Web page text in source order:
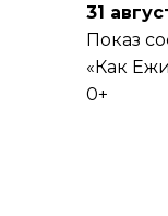
31
Показ
«Как
0+